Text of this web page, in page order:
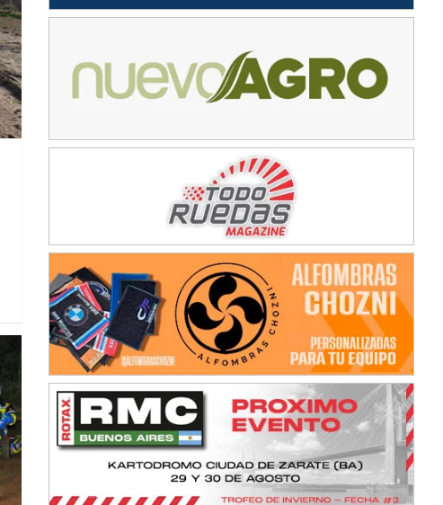
Ramiro Tot (Asfalto)
KDO - F6
Ciudad de Trenque Lauquen (Asfalto)
Trenque Lauquen (Buenos Aires)
Parque de la Velocidad (Asfalto)
PATAGONICO - F6
Moto Club Reginense (Tierra)
Gral. E. Godoy (Río Negro)
CSK - F7
Juventud Unida (Tierra)
Humboldt (Santa Fe)
NORESTE SANTAFESINO - F6
Ciudad de Avellaneda (Asfalto)
Avellaneda (Santa Fe)
SUR SANTAFESINO - F4